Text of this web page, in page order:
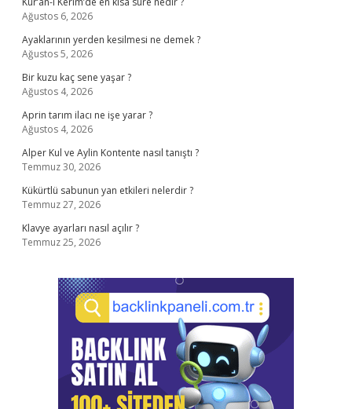
Ağustos 6, 2026
Ayaklarının yerden kesilmesi ne demek ?
Ağustos 5, 2026
Bir kuzu kaç sene yaşar ?
Ağustos 4, 2026
Aprin tarım ilacı ne işe yarar ?
Ağustos 4, 2026
Alper Kul ve Aylin Kontente nasıl tanıştı ?
Temmuz 30, 2026
Kükürtlü sabunun yan etkileri nelerdir ?
Temmuz 27, 2026
Klavye ayarları nasıl açılır ?
Temmuz 25, 2026